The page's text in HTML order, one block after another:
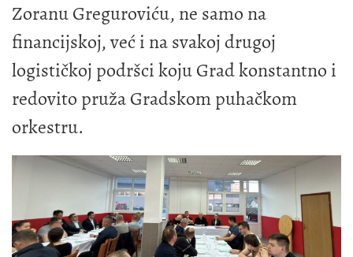
Zoranu Greguroviću, ne samo na
financijskoj, već i na svakoj drugoj
logističkoj podršci koju Grad konstantno i
redovito pruža Gradskom puhačkom
orkestru.